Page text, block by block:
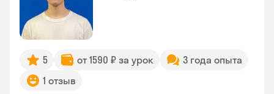
5 от 1590 ₽ за урок
3 года опыта
1 отзыв